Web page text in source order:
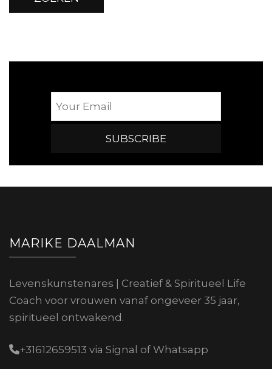
MARIKE DAALMAN
Levenskunstenares | Creatief & Spiritueel Life
Coach voor vrouwen vanaf ongeveer 35 jaar,
spiritueel ontwakend.
+31612659513 via Signal of Whatsapp